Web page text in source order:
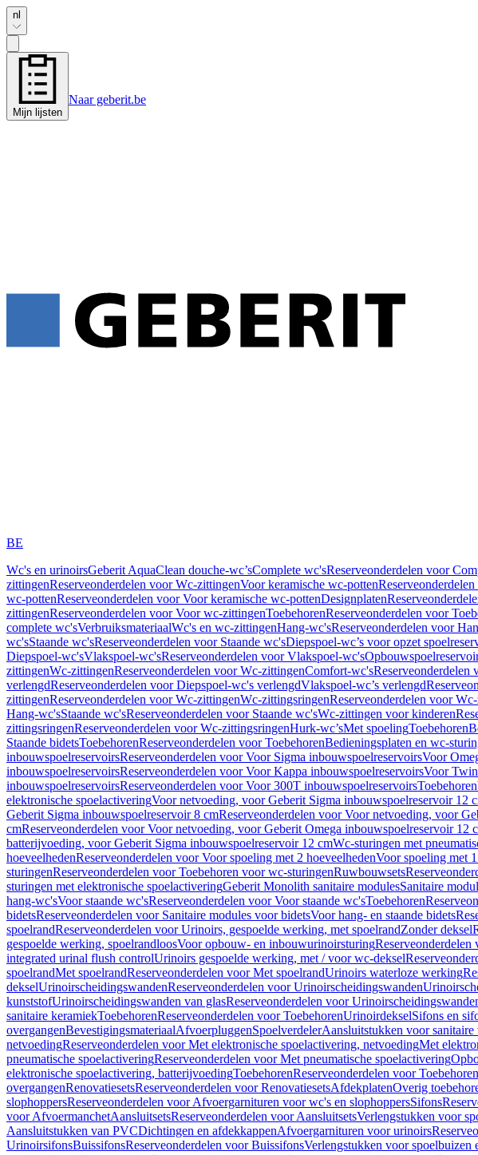
nl
Mijn lijsten
Naar geberit.be
BE
Wc's en urinoirsGeberit AquaClean douche-wc’sComplete wc'sReserveonderdelen voor
zittingenReserveonderdelen voor Wc-zittingenVoor keramische wc-potten
wc-pottenReserveonderdelen voor Voor keramische wc-pottenDesignplaten
zittingenReserveonderdelen voor Voor wc-zittingenToebehorenReserveonderdelen voor
complete wc'sVerbruiksmateriaalWc's en wc-zittingenHang-wc'sReserveonderdelen voor
wc'sStaande wc'sReserveonderdelen voor Staande wc'sDiepspoel-wc’s voor opzet
Diepspoel-wc'sVlakspoel-wc'sReserveonderdelen voor Vlakspoel-wc's
zittingenWc-zittingenReserveonderdelen voor Wc-zittingenComfort-wc'sReserveonderdelen
verlengdReserveonderdelen voor Diepspoel-wc's verlengdVlakspoel-wc’s verlengd
zittingenReserveonderdelen voor Wc-zittingenWc-zittingsringenReserveonderdelen voor
Hang-wc'sStaande wc'sReserveonderdelen voor Staande wc'sWc-zittingen voor kinderen
zittingsringenReserveonderdelen voor Wc-zittingsringenHurk-wc’sMet spoelingToebehoren
Staande bidetsToebehorenReserveonderdelen voor ToebehorenBedieningsplaten en wc-
inbouwspoelreservoirsReserveonderdelen voor Voor Sigma inbouwspoelreservoirsVoor
inbouwspoelreservoirsReserveonderdelen voor Voor Kappa inbouwspoelreservoirsVoor
inbouwspoelreservoirsReserveonderdelen voor Voor 300T inbouwspoelreservoirsToebehoren
elektronische spoelactiveringVoor netvoeding, voor Geberit Sigma inbouwspoelreservoir 12
Geberit Sigma inbouwspoelreservoir 8 cmReserveonderdelen voor Voor netvoeding, voor
cmReserveonderdelen voor Voor netvoeding, voor Geberit Omega inbouwspoelreservoir 12
batterijvoeding, voor Geberit Sigma inbouwspoelreservoir 12 cmWc-sturingen met
hoeveelhedenReserveonderdelen voor Voor spoeling met 2 hoeveelhedenVoor spoeling met
sturingenReserveonderdelen voor Toebehoren voor wc-sturingenRuwbouwsets
sturingen met elektronische spoelactiveringGeberit Monolith sanitaire modulesSanitaire
hang-wc'sVoor staande wc'sReserveonderdelen voor Voor staande wc'sToebehoren
bidetsReserveonderdelen voor Sanitaire modules voor bidetsVoor hang- en staande bidets
spoelrandReserveonderdelen voor Urinoirs, gespoelde werking, met spoelrandZonder deksel
gespoelde werking, spoelrandloosVoor opbouw- en inbouwurinoirsturing
integrated urinal flush controlUrinoirs gespoelde werking, met / voor wc-deksel
spoelrandMet spoelrandReserveonderdelen voor Met spoelrandUrinoirs waterloze werking
dekselUrinoirscheidingswandenReserveonderdelen voor Urinoirscheidingswanden
kunststofUrinoirscheidingswanden van glasReserveonderdelen voor
sanitaire keramiekToebehorenReserveonderdelen voor ToebehorenUrinoirdekselSifons en
overgangenBevestigingsmateriaalAfvoerpluggenSpoelverdelerAansluitstukken voor sanitaire
netvoedingReserveonderdelen voor Met elektronische spoelactivering, netvoedingMet
pneumatische spoelactiveringReserveonderdelen voor Met pneumatische spoelactivering
elektronische spoelactivering, batterijvoedingToebehorenReserveonderdelen voor Toebehoren
overgangenRenovatiesetsReserveonderdelen voor RenovatiesetsAfdekplatenOverig
slophoppersReserveonderdelen voor Afvoergarnituren voor wc's en slophoppersSifons
voor AfvoermanchetAansluitsetsReserveonderdelen voor AansluitsetsVerlengstukken voor
Aansluitstukken van PVCDichtingen en afdekkappenAfvoergarnituren voor urinoirs
UrinoirsifonsBuissifonsReserveonderdelen voor BuissifonsVerlengstukken voor spoelbuizen